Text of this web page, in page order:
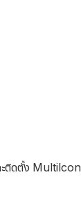
ะติดตั้ง